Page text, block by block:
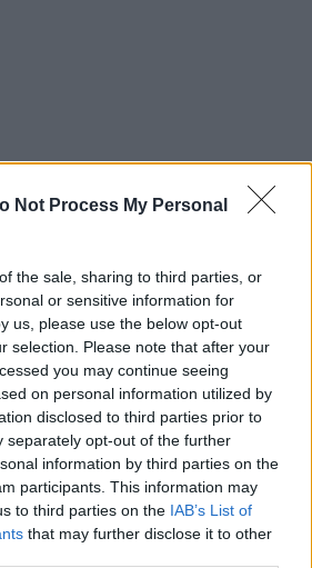
Not Process My Personal
the sale, sharing to third parties, or
or sensitive information for
us, please use the below opt-out
selection. Please note that after your
you may continue seeing
on personal information utilized by
disclosed to third parties prior to
separately opt-out of the further
information by third parties on the
participants. This information may
to third parties on the IAB’s List of
that may further disclose it to other